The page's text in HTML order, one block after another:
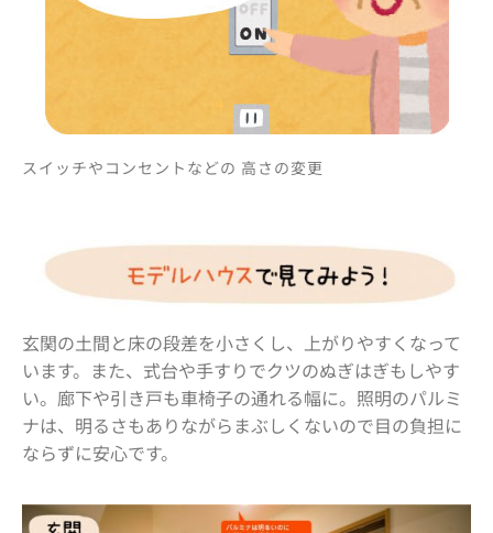
スイッチやコンセントなどの 高さの変更
玄関の土間と床の段差を小さくし、上がりやすくなって
います。また、式台や手すりでクツのぬぎはぎもしやす
い。廊下や引き戸も車椅子の通れる幅に。照明のパルミ
ナは、明るさもありながらまぶしくないので目の負担に
ならずに安心です。